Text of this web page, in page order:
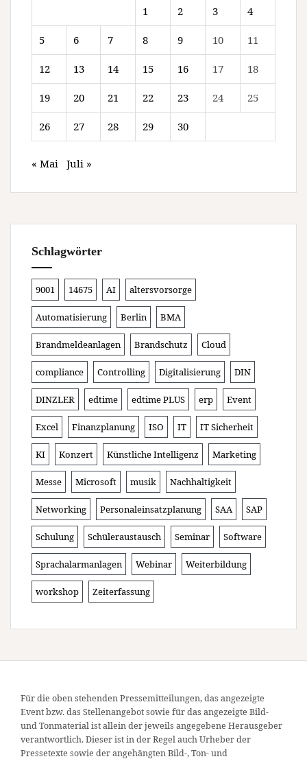
1 2 3 4
5 6 7 8 9 10 11
12 13 14 15 16 17 18
19 20 21 22 23 24 25
26 27 28 29 30
« Mai Juli »
Schlagwörter
9001 14675 AI altersvorsorge
Automatisierung Berlin BMA
Brandmeldeanlagen Brandschutz Cloud
compliance Controlling Digitalisierung DIN
DINZLER edtime edtime PLUS erp Event
Excel Finanzplanung ISO IT IT Sicherheit
KI Konzert Künstliche Intelligenz Marketing
Messe Microsoft musik Nachhaltigkeit
Networking Personaleinsatzplanung SAA SAP
Schulung Schüleraustausch Seminar Software
Sprachalarmanlagen Webinar Weiterbildung
workshop Zeiterfassung
Für die oben stehenden Pressemitteilungen, das angezeigte
Event bzw. das Stellenangebot sowie für das angezeigte Bild-
und Tonmaterial ist allein der jeweils angegebene Herausgeber
verantwortlich. Dieser ist in der Regel auch Urheber der
Pressetexte sowie der angehängten Bild-, Ton- und